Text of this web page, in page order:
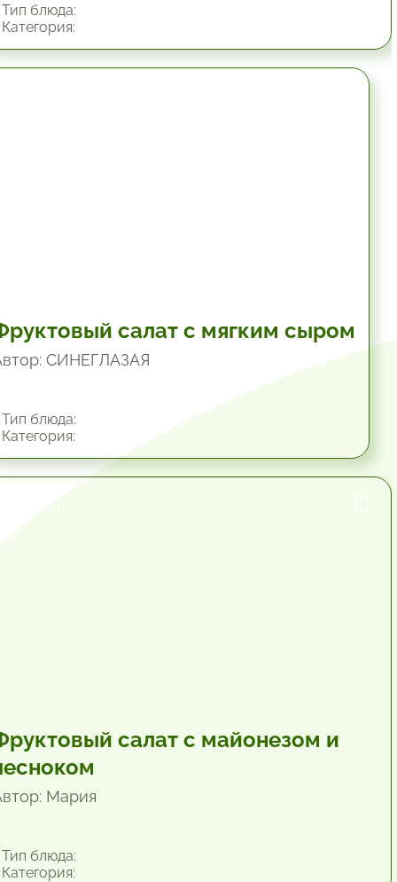
блюда:
салат с мягким сыром
СИНЕГЛАЗАЯ
блюда:
салат с майонезом и
Мария
блюда: